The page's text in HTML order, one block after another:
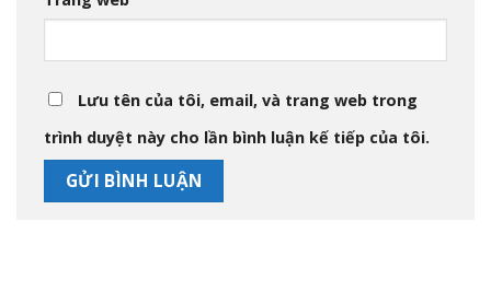
Lưu tên của tôi, email, và trang web trong
trình duyệt này cho lần bình luận kế tiếp của tôi.